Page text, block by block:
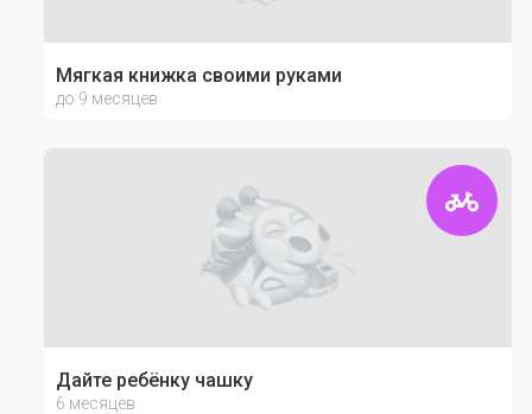
Мягкая книжка своими руками
до 9 месяцев
Дайте ребёнку чашку
6 месяцев